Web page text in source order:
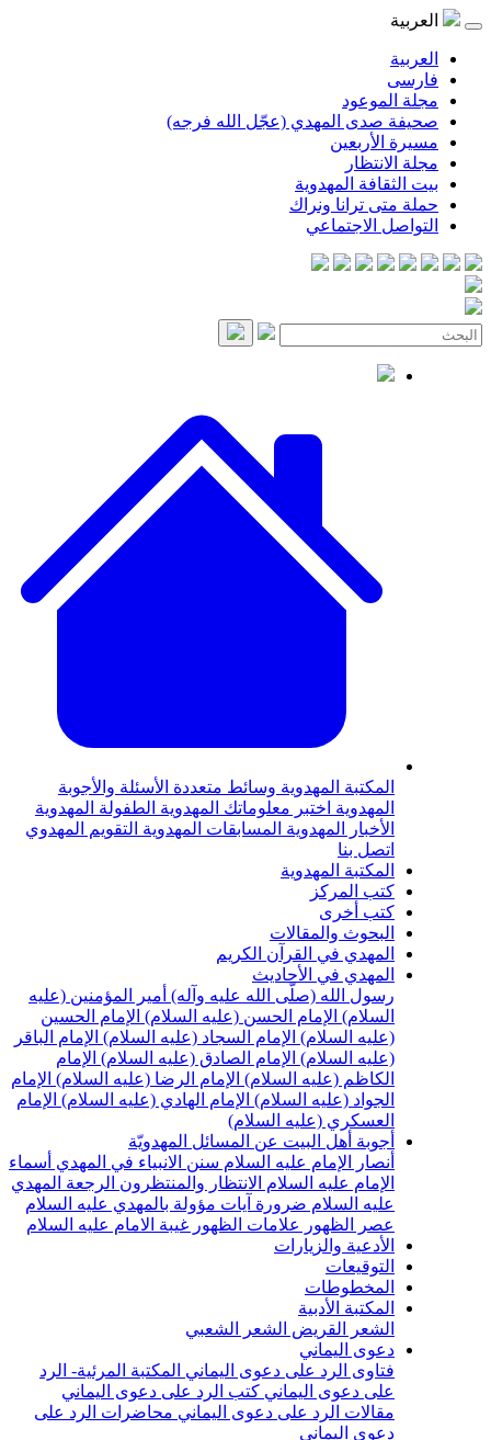
المهدي (عجّل الله فرجه)
المهدوية
ترانا ونراك
الاجتماعي
المهدويةوسائط متعددةالأسئلة والأجوبة
اختبر معلوماتك المهدويةالطفولة المهدوية
المهدويةالمسابقات المهدويةالتقويم المهدوي
المهدوية
والمقالات
في القرآن الكريم
في الأحاديث
الله (صلّى الله عليه وآله) أمير المؤمنين (عليه
الإمام الحسن (عليه السلام) الإمام الحسين
الإمام السجاد (عليه السلام) الإمام الباقر
الإمام الصادق (عليه السلام) الإمام
(عليه السلام) الإمام الرضا (عليه السلام) الإمام
(عليه السلام) الإمام الهادي (عليه السلام) الإمام
(عليه السلام)
أهل البيت عن المسائل المهدويّة
الإمام عليه السلامسنن الانبياء في المهديأسماء
عليه السلامالانتظار والمنتظرونالرجعةالمهدي
السلام ضرورة آيات مؤولة بالمهدي عليه السلام
علامات الظهورغيبة الامام عليه السلام
والزيارات
الأدبية
الشعر الشعبي
اليماني
الرد على دعوى اليماني المكتبة المرئية- الرد
دعوى اليماني كتب الرد على دعوى اليماني
الرد على دعوى اليماني محاضرات الرد على